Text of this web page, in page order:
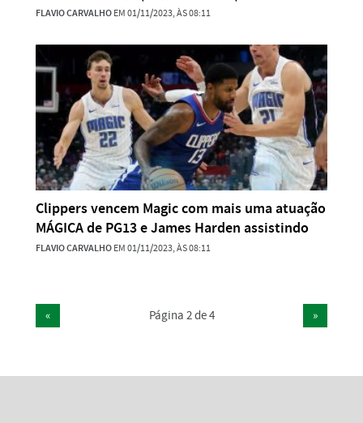
FLAVIO CARVALHOEM 01/11/2023, ÀS 08:11
Clippers vencem Magic com mais uma atuação
MÁGICA de PG13 e James Harden assistindo
FLAVIO CARVALHOEM 01/11/2023, ÀS 08:11
Página 2 de 4
« »